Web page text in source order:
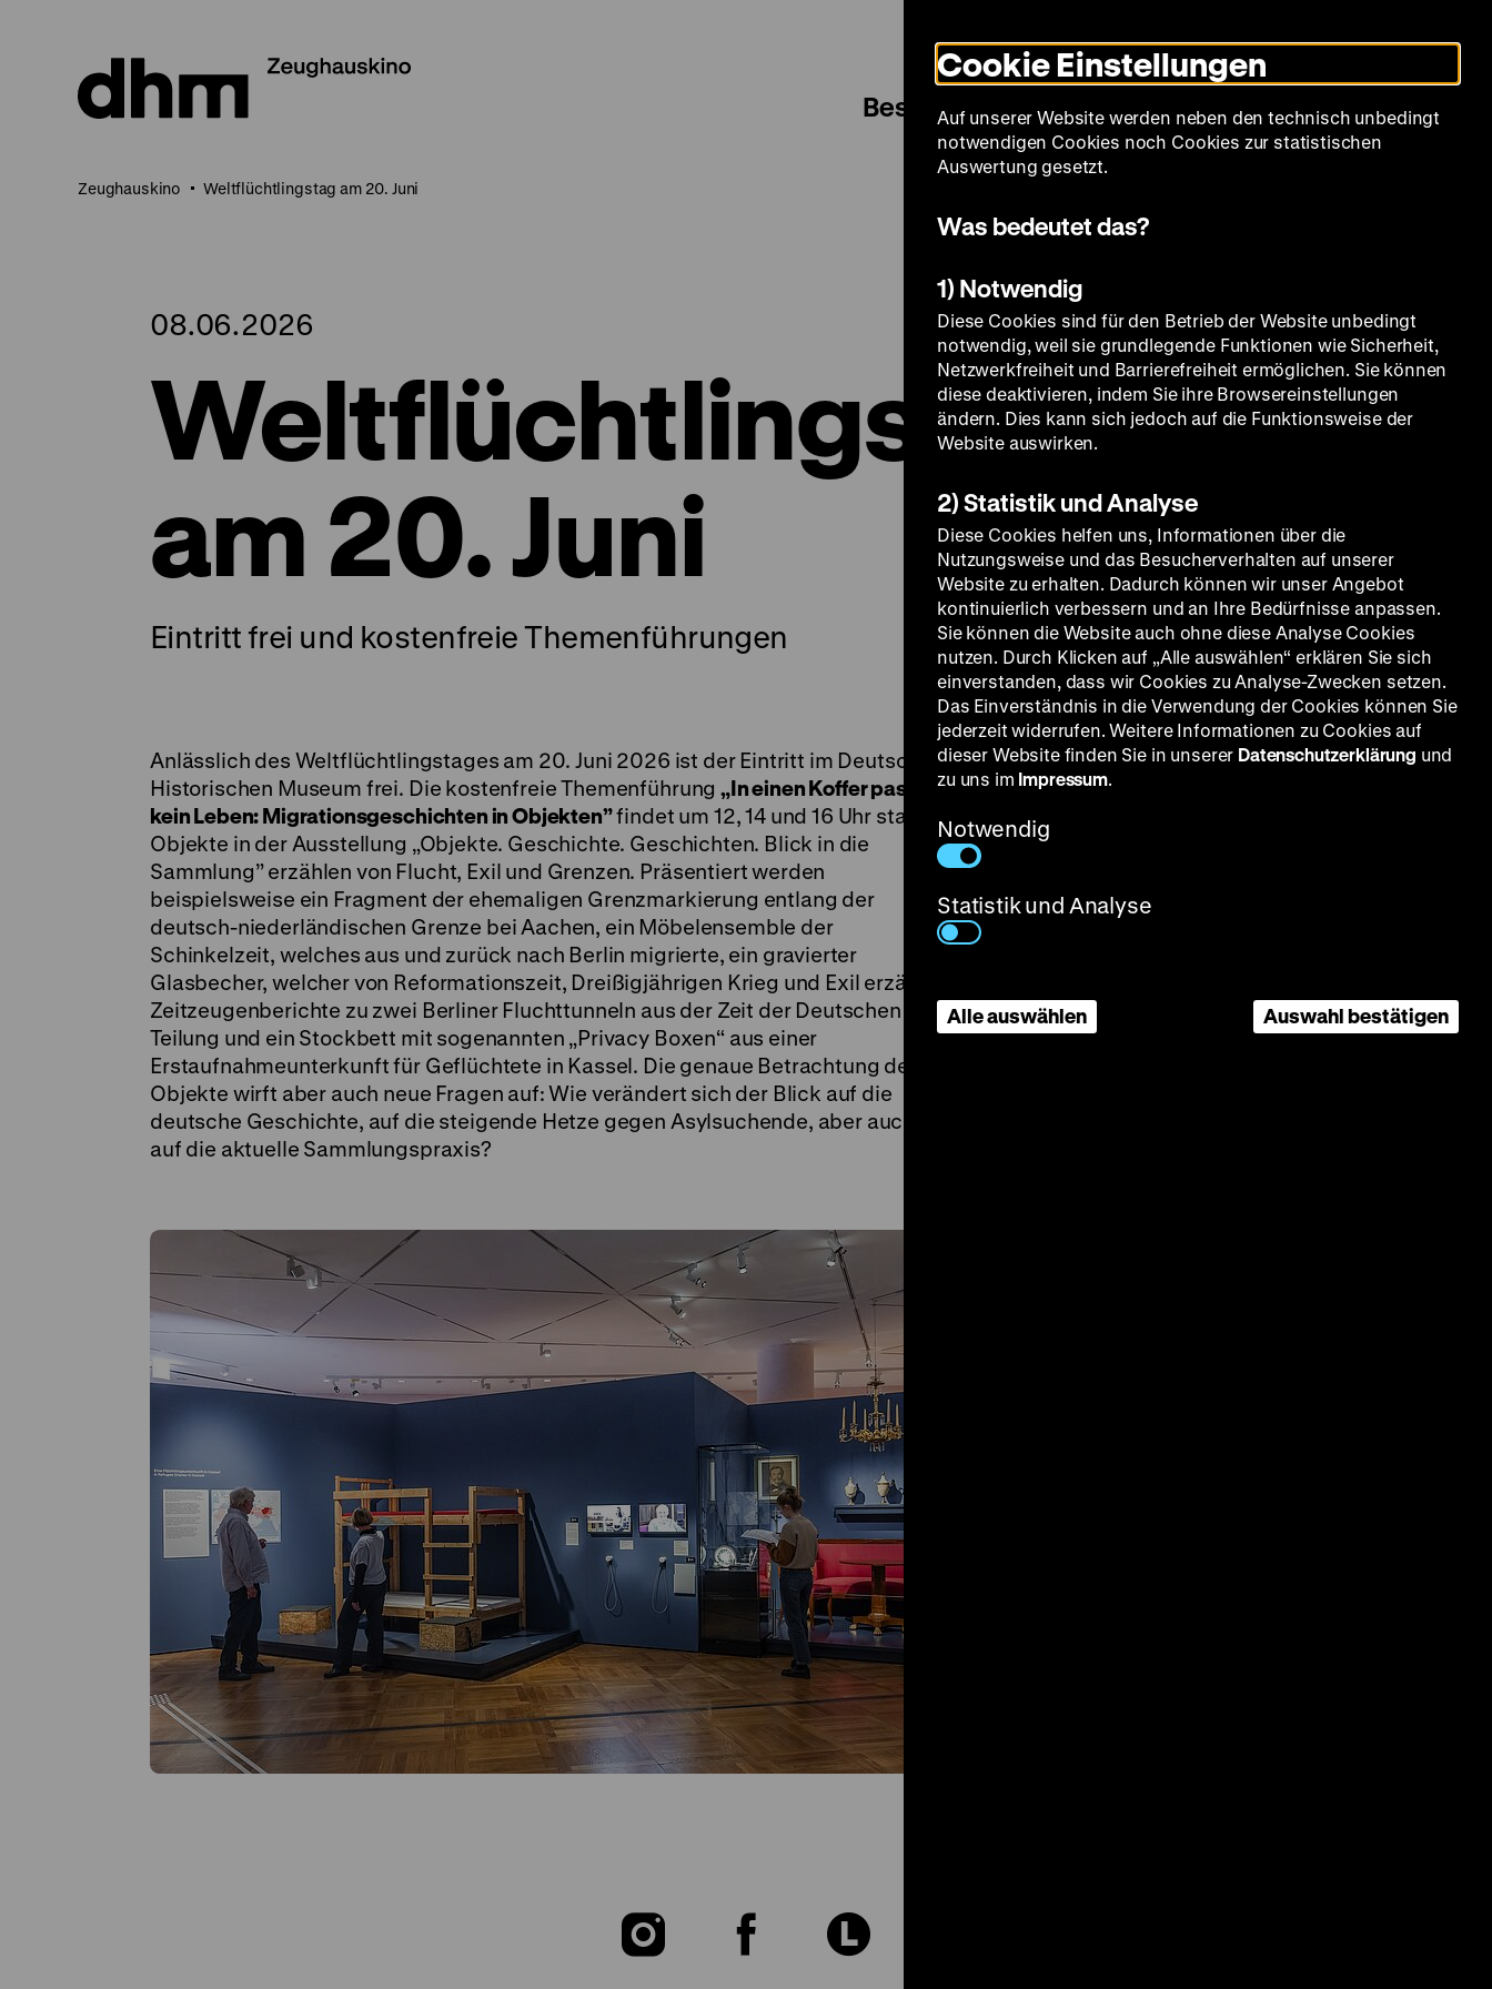
Seiteninhalt
springen
Modus
umschalten
Sprache
Besuch Spielplan Filmreihen Über uns
Zeughauskino Weltflüchtlingstag am 20. Juni
08.06.2026
Weltflüchtlingstag
am 20. Juni
Eintritt frei und kostenfreie Themenführungen
Anlässlich des Weltflüchtlingstages am 20. Juni 2026 ist der Eintritt im Deutschen
Historischen Museum frei. Die kostenfreie Themenführung„In einen Koffer passt
kein Leben: Migrationsgeschichten in Objekten”findet um 12, 14 und 16 Uhr statt.
Objekte in der Ausstellung „Objekte. Geschichte. Geschichten. Blick in die
Sammlung” erzählen von Flucht, Exil und Grenzen. Präsentiert werden
beispielsweise ein Fragment der ehemaligen Grenzmarkierung entlang der
deutsch-niederländischen Grenze bei Aachen, ein Möbelensemble der
Schinkelzeit, welches aus und zurück nach Berlin migrierte, ein gravierter
Glasbecher, welcher von Reformationszeit, Dreißigjährigen Krieg und Exil erzählt,
Zeitzeugenberichte zu zwei Berliner Fluchttunneln aus der Zeit der Deutschen
Teilung und ein Stockbett mit sogenannten „Privacy Boxen“ aus einer
Erstaufnahmeunterkunft für Geflüchtete in Kassel. Die genaue Betrachtung der
Objekte wirft aber auch neue Fragen auf: Wie verändert sich der Blick auf die
deutsche Geschichte, auf die steigende Hetze gegen Asylsuchende, aber auch
auf die aktuelle Sammlungspraxis?
Zu
Zu
Zu
Cookie Einstellungen
Auf unserer Website werden neben den technisch unbedingt
notwendigen Cookies noch Cookies zur statistischen
Auswertung gesetzt.
Was bedeutet das?
1) Notwendig
Diese Cookies sind für den Betrieb der Website unbedingt
notwendig, weil sie grundlegende Funktionen wie Sicherheit,
Netzwerkfreiheit und Barrierefreiheit ermöglichen. Sie können
diese deaktivieren, indem Sie ihre Browsereinstellungen
ändern. Dies kann sich jedoch auf die Funktionsweise der
Website auswirken.
2) Statistik und Analyse
Diese Cookies helfen uns, Informationen über die
Nutzungsweise und das Besucherverhalten auf unserer
Website zu erhalten. Dadurch können wir unser Angebot
kontinuierlich verbessern und an Ihre Bedürfnisse anpassen.
Sie können die Website auch ohne diese Analyse Cookies
nutzen. Durch Klicken auf „Alle auswählen“ erklären Sie sich
einverstanden, dass wir Cookies zu Analyse-Zwecken setzen.
Das Einverständnis in die Verwendung der Cookies können Sie
jederzeit widerrufen. Weitere Informationen zu Cookies auf
dieser Website finden Sie in unserer Datenschutzerklärung und
zu uns im Impressum.
Notwendig
Statistik und Analyse
Alle auswählen Auswahl bestätigen